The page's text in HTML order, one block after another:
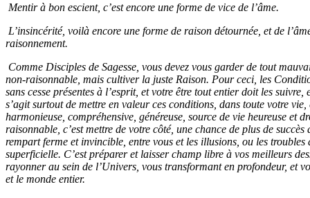
Mentir à bon escient, c’est encore une forme de vice de l’âme.
L’insincérité, voilà encore une forme de raison détournée, et de
raisonnement.
Comme Disciples de Sagesse, vous devez vous garder de tout
non-raisonnable, mais cultiver la juste Raison. Pour ceci, les
sans cesse présentes à l’esprit, et votre être tout entier doit les
s’agit surtout de mettre en valeur ces conditions, dans toute votre
harmonieuse, compréhensive, généreuse, source de vie heureuse et
raisonnable, c’est mettre de votre côté, une chance de plus de succès
rempart ferme et invincible, entre vous et les illusions, ou les troubles
superficielle. C’est préparer et laisser champ libre à vos meilleurs
rayonner au sein de l’Univers, vous transformant en profondeur, et
et le monde entier.